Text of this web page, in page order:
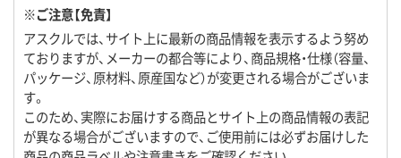
※ご注意【免責】
アスクルでは、サイト上に最新の商品情報を表示するよう努め
ておりますが、メーカーの都合等により、商品規格・仕様（容量、
パッケージ、原材料、原産国など）が変更される場合がございま
す。
このため、実際にお届けする商品とサイト上の商品情報の表記
が異なる場合がございますので、ご使用前には必ずお届けした